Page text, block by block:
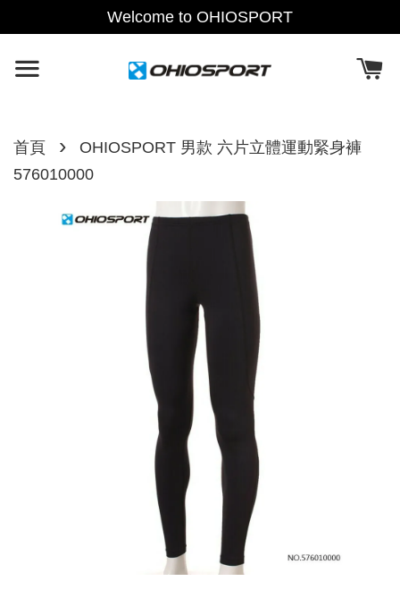
Welcome to OHIOSPORT
首頁 ›
OHIOSPORT 男款 六片立體運動緊身褲
576010000